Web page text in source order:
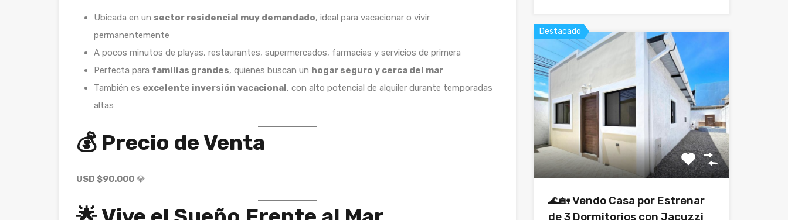
Ubicada en un sector residencial muy demandado, ideal para vacacionar o vivir
permanentemente
A pocos minutos de playas, restaurantes, supermercados, farmacias y servicios de primera
Perfecta para familias grandes, quienes buscan un hogar seguro y cerca del mar
También es excelente inversión vacacional, con alto potencial de alquiler durante temporadas
altas
💰 Precio de Venta
USD $90.000 💎
Destacado
🌊🏡 Vendo Casa por Estrenar
de 3 Dormitorios con Jacuzzi